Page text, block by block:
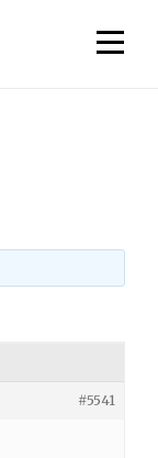
#5541